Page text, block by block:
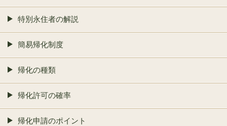
特別永住者の解説
簡易帰化制度
帰化の種類
帰化許可の確率
帰化申請のポイント